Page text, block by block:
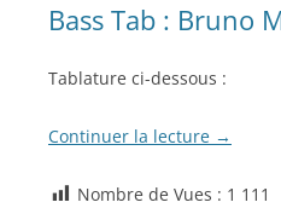
Bass Tab : Bruno
Tablature ci-dessous :
Continuer la lecture →
Nombre de Vues : 1 111